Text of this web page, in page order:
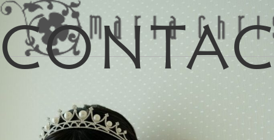
イリス
お